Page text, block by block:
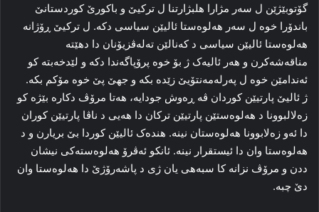
گۆتوبێژێن ل سەر مژارا هلبژارتنا ل ترکیێ و باکورێ کوردستانێ
باندۆرا خوه‌ ل سەر هه‌لوه‌ستا ئالیێن سیاسی دکه‌. ل ترکیێ ڕۆژانه‌
هه‌لوه‌ستا ئالیێن سیاسی د کەنالێن ته‌له‌ڤزیۆنان دا دهێتە
مناقه‌شه‌کرن و هه‌ر ئالیه‌ک ژ بۆ خوە پرۆپاگەندا دکە و لێدخەبتە کو
ئەندامێن خوە ل پەرلەمەنتۆیێ زێدە بکە و جهێ پێ خوە مۆکم بکە.
ژ ئالیێ پارتیێن کوردان ڤه‌ ڕه‌وش جودایه‌، هه‌تا مرۆڤ دکاره‌ بێژه‌ کو
زه‌لالبوونا د هه‌لوه‌ستێن پارتیێن ترکان دا هه‌یی د ناڤا پارتیێن کوران
دا ئەو زەلابوونا هەلوەستان نینە. هنده‌ک ئالیێن کوردا بێ بریارن و د
هه‌لوه‌ستا وان دا ئیستقرار نینە. ئانکو ئەڤرۆ هەلوەستەکی نیشان
ددن و مرۆڤ نزانه‌ کا سبه‌هی یان ژی د پاشه‌رۆژێ دا هه‌لوه‌ستا وان
دێ چبه‌.